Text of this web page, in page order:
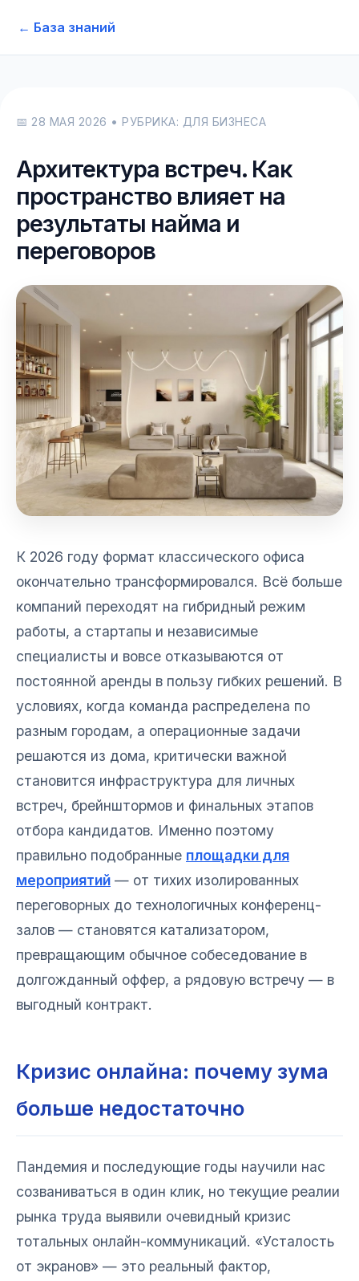
← База знаний
📅 28 МАЯ 2026 • РУБРИКА: ДЛЯ БИЗНЕСА
Архитектура встреч. Как
пространство влияет на
результаты найма и
переговоров
К 2026 году формат классического офиса
окончательно трансформировался. Всё больше
компаний переходят на гибридный режим
работы, а стартапы и независимые
специалисты и вовсе отказываются от
постоянной аренды в пользу гибких решений. В
условиях, когда команда распределена по
разным городам, а операционные задачи
решаются из дома, критически важной
становится инфраструктура для личных
встреч, брейнштормов и финальных этапов
отбора кандидатов. Именно поэтому
правильно подобранные площадки для
мероприятий — от тихих изолированных
переговорных до технологичных конференц-
залов — становятся катализатором,
превращающим обычное собеседование в
долгожданный оффер, а рядовую встречу — в
выгодный контракт.
Кризис онлайна: почему зума
больше недостаточно
Пандемия и последующие годы научили нас
созваниваться в один клик, но текущие реалии
рынка труда выявили очевидный кризис
тотальных онлайн-коммуникаций. «Усталость
от экранов» — это реальный фактор,